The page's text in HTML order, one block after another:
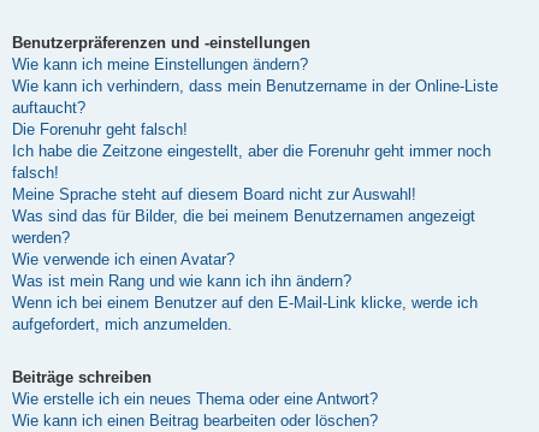
Benutzerpräferenzen und -einstellungen
Wie kann ich meine Einstellungen ändern?
Wie kann ich verhindern, dass mein Benutzername in der Online-Liste
auftaucht?
Die Forenuhr geht falsch!
Ich habe die Zeitzone eingestellt, aber die Forenuhr geht immer noch
falsch!
Meine Sprache steht auf diesem Board nicht zur Auswahl!
Was sind das für Bilder, die bei meinem Benutzernamen angezeigt
werden?
Wie verwende ich einen Avatar?
Was ist mein Rang und wie kann ich ihn ändern?
Wenn ich bei einem Benutzer auf den E-Mail-Link klicke, werde ich
aufgefordert, mich anzumelden.
Beiträge schreiben
Wie erstelle ich ein neues Thema oder eine Antwort?
Wie kann ich einen Beitrag bearbeiten oder löschen?